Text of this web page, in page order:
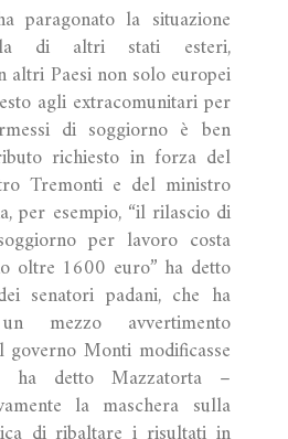
paragonato la situazione
di altri stati esteri,
altri Paesi non solo europei
agli extracomunitari per
di soggiorno è ben
richiesto in forza del
Tremonti e del ministro
per esempio, “il rilascio di
per lavoro costa
oltre 1600 euro” ha detto
senatori padani, che ha
mezzo avvertimento
governo Monti modificasse
ha detto Mazzatorta –
la maschera sulla